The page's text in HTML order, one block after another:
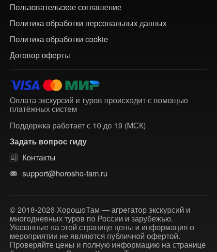
Пользовательское соглашение
Политика обработки персональных данных
Политика обработки cookie
Договор оферты
Оплата экскурсий и туров происходит с помощью
платёжных систем
Поддержка работает с 10 до 19 (МСК)
Задать вопрос гиду
Контакты
support@horosho-tam.ru
© 2018-2026 ХорошоТам — агрегатор экскурсий и
многодневных туров по России и зарубежью.
Указанные на этой странице цены и информация о
мероприятии не являются публичной офертой.
Проверяйте цены и полную информацию на странице